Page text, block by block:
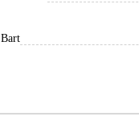
Bart